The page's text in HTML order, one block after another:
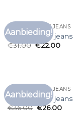
Aanbieding!
T SHIRT TOMMY JEANS
t shirt tommy jeans
€31.00 €22.00
Aanbieding!
T SHIRT TOMMY JEANS
t shirt tommy jeans
€36.00 €26.00